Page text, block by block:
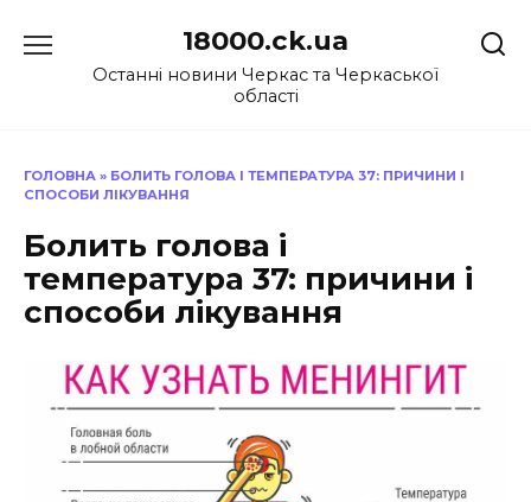
до
18000.ck.ua
Останні новини Черкас та Черкаської
області
ГОЛОВНА » БОЛИТЬ ГОЛОВА І ТЕМПЕРАТУРА 37: ПРИЧИНИ І
СПОСОБИ ЛІКУВАННЯ
Болить голова і
температура 37: причини і
способи лікування